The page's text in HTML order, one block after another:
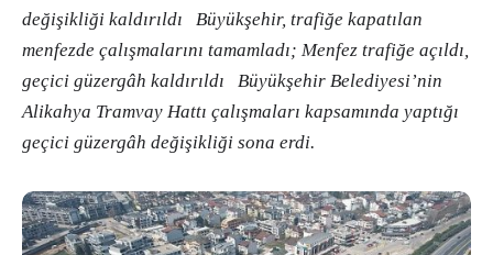
değişikliği kaldırıldı Büyükşehir, trafiğe kapatılan
menfezde çalışmalarını tamamladı; Menfez trafiğe açıldı,
geçici güzergâh kaldırıldı Büyükşehir Belediyesi’nin
Alikahya Tramvay Hattı çalışmaları kapsamında yaptığı
geçici güzergâh değişikliği sona erdi.